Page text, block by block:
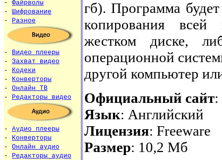
- Файрволы
- Шифрование
- Разное
- Видео плееры
- Захват видео
- Кодеки
- Конверторы
- Онлайн ТВ
- Редакторы видео
- Аудио плееры
- Конверторы
- Онлайн аудио
- Редакторы аудио
гб). Программа
копирования всей
жестком диске,
операционной
другой компьютер
Официальный сайт
Язык: Английский
Лицензия: Freeware
Размер: 10,2 Мб